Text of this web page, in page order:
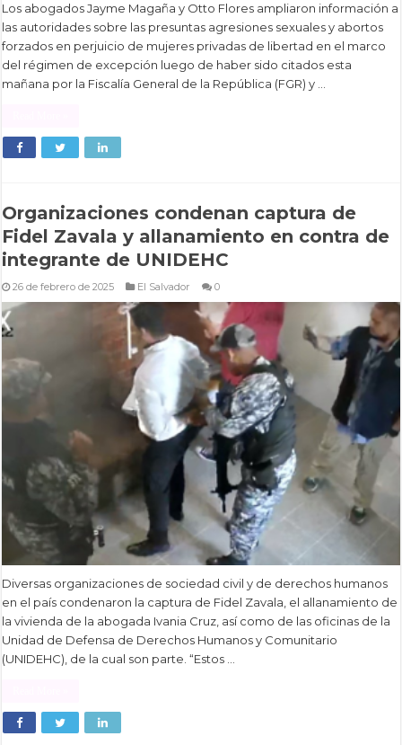
Los abogados Jayme Magaña y Otto Flores ampliaron información a
las autoridades sobre las presuntas agresiones sexuales y abortos
forzados en perjuicio de mujeres privadas de libertad en el marco
del régimen de excepción luego de haber sido citados esta
mañana por la Fiscalía General de la República (FGR) y …
Organizaciones condenan captura de
Fidel Zavala y allanamiento en contra de
integrante de UNIDEHC
26 de febrero de 2025 El Salvador 0
Diversas organizaciones de sociedad civil y de derechos humanos
en el país condenaron la captura de Fidel Zavala, el allanamiento de
la vivienda de la abogada Ivania Cruz, así como de las oficinas de la
Unidad de Defensa de Derechos Humanos y Comunitario
(UNIDEHC), de la cual son parte. “Estos …